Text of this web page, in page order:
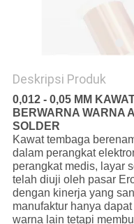
Deskripsi Produk
0,012 - 0,05 MM
BERWARNA WARNA
SOLDER
Kawat tembaga
dalam perangkat
perangkat medis, layar
telah diuji oleh pasar
dengan kinerja yang
manufaktur hanya
warna lain tetapi